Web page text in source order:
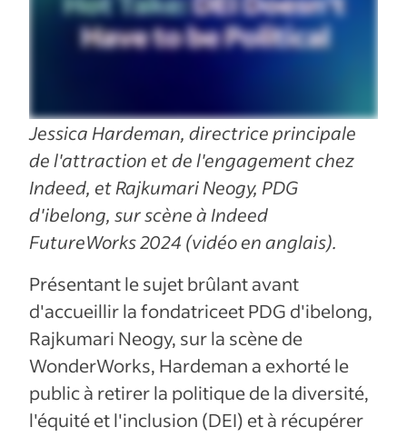
Jessica Hardeman, directrice principale
de l'attraction et de l'engagement chez
Indeed, et Rajkumari Neogy, PDG
d'ibelong, sur scène à Indeed
FutureWorks 2024 (vidéo en anglais).
Présentant le sujet brûlant avant
d'accueillir la fondatriceet PDG d'ibelong,
Rajkumari Neogy, sur la scène de
WonderWorks, Hardeman a exhorté le
public à retirer la politique de la diversité,
l'équité et l'inclusion (DEI) et à récupérer